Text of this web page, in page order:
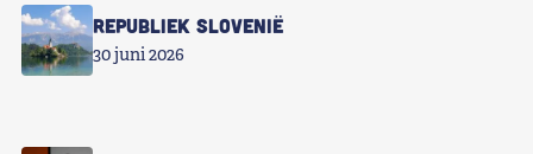
Republiek Slovenië
30 juni 2026